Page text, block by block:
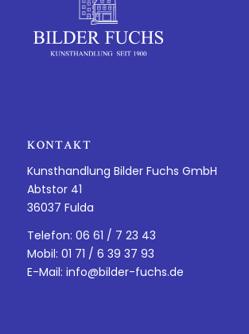
KONTAKT
Kunsthandlung Bilder Fuchs GmbH
Abtstor 41
36037 Fulda
Telefon: 06 61 / 7 23 43
Mobil: 01 71 / 6 39 37 93
E-Mail: info@bilder-fuchs.de